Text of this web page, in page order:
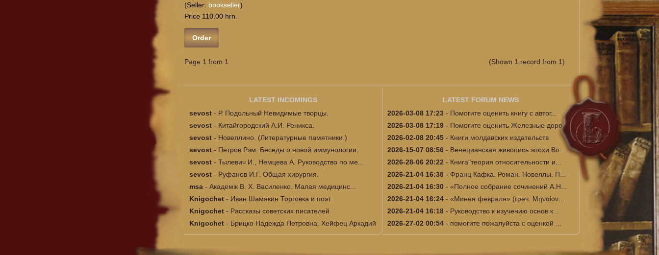
(Seller: bookseller)
Price 110,00 hrn.
Order
(Shown 1 record from 1)
Page 1 from 1
LATEST INCOMINGS
sevost - Р. Подольный Невидимые творцы.
sevost - Китайгородский А.И. Реникса.
sevost - Новеллино. (Литературные памятники.)
sevost - Петров Рэм. Беседы о новой иммунологии.
sevost -Тылевич И., Немцева А. Руководство по ме...
sevost - Руфанов И.Г. Общая хирургия.
msa -Академік В. Х. Василенко. Малая медицинс...
Knigochet - Иван Шамякин Торговка и поэт
Knigochet - Рассказы советских писателей
Knigochet - Брицко Надежда Петровна, Хейфец Аркадий
...
LATEST FORUM NEWS
2026-03-08 17:23- Помогите оценить книгу с автог...
2026-03-08 17:19- Помогите оценить Железные доро...
2026-02-08 20:45- Книги молдавских издательств
2026-15-07 08:56- Венецианская живопись эпохи Во...
2026-28-06 20:22 - Книга"теория относительности и...
2026-21-04 16:38- Франц Кафка. Роман. Новеллы. П...
2026-21-04 16:30- «Полное собрание сочинений А.Н...
2026-21-04 16:24- «Минея февраля» (греч. Μηναίον...
2026-21-04 16:18- Руководство к изучению основ к...
2026-27-02 00:54- помогите пожалуйста с оценкой ...